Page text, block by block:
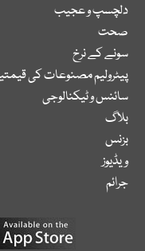
دلچسپ و عجیب
صحت
سونے کے نرخ
پیٹرولیم مصنوعات کی
سائنس و ٹیکنالوجی
بلاگ
بزنس
ویڈیوز
جرائم